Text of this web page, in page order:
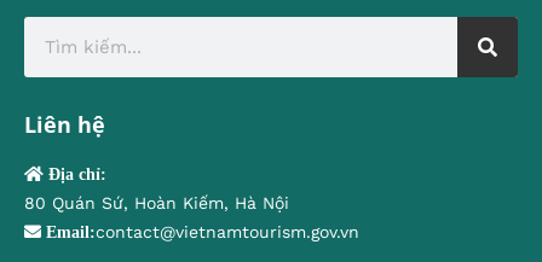
Liên hệ
Địa chỉ:
80 Quán Sứ, Hoàn Kiếm, Hà Nội
Email:contact@vietnamtourism.gov.vn